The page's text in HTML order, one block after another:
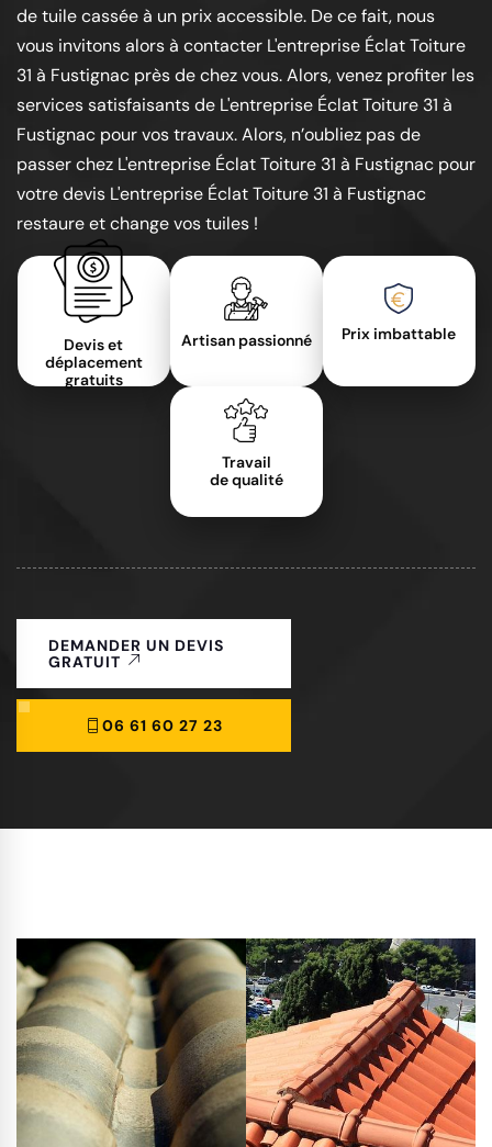
de tuile cassée à un prix accessible. De ce fait, nous
vous invitons alors à contacter L'entreprise Éclat Toiture
31 à Fustignac près de chez vous. Alors, venez profiter les
services satisfaisants de L'entreprise Éclat Toiture 31 à
Fustignac pour vos travaux. Alors, n’oubliez pas de
passer chez L'entreprise Éclat Toiture 31 à Fustignac pour
votre devis L'entreprise Éclat Toiture 31 à Fustignac
restaure et change vos tuiles !
Devis et
déplacement
gratuits
Artisan passionné Prix imbattable
Travail
de qualité
DEMANDER UN DEVIS
GRATUIT
06 61 60 27 23